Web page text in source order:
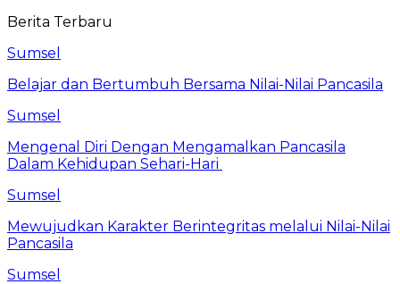
Berita Terbaru
Sumsel
Belajar dan Bertumbuh Bersama Nilai-Nilai Pancasila
Sumsel
Mengenal Diri Dengan Mengamalkan Pancasila
Dalam Kehidupan Sehari-Hari
Sumsel
Mewujudkan Karakter Berintegritas melalui Nilai-Nilai
Pancasila
Sumsel